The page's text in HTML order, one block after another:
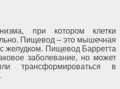
при котором клетки
Пищевод ‒ это мышечная
желудком. Пищевод Барретта
заболевание, но может
трансформироваться в